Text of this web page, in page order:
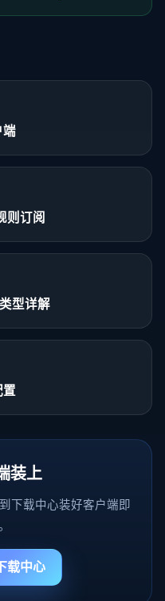
端
则订阅
型详解
置
装上
下载中心装好客户端即
载中心